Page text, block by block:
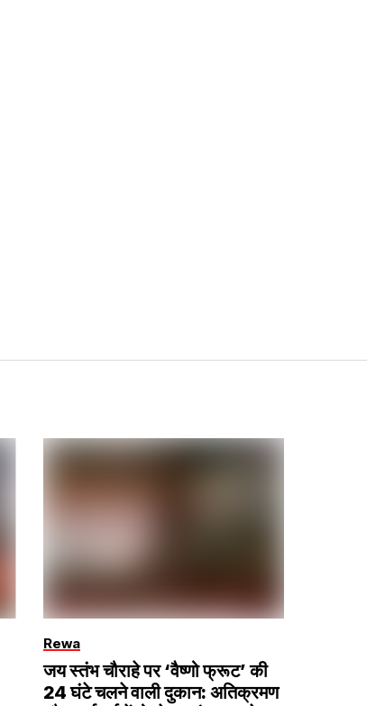
Rewa
जय स्तंभ चौराहे पर ‘वैष्णो फ्रूट’ की
24 घंटे चलने वाली दुकान: अतिक्रमण